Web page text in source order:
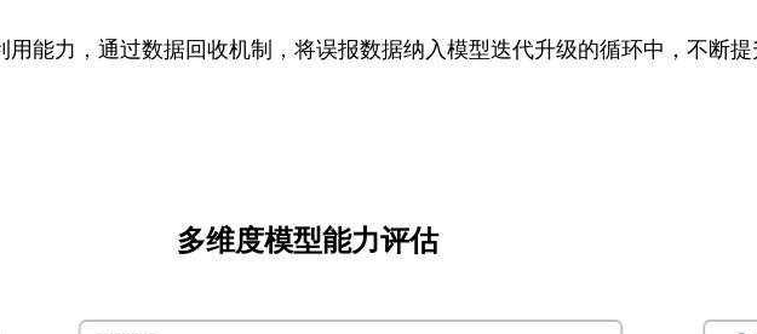
能力，通过数据回收机制，将误报数据纳入模型迭代升级的循环中，不断
多维度模型能力评估